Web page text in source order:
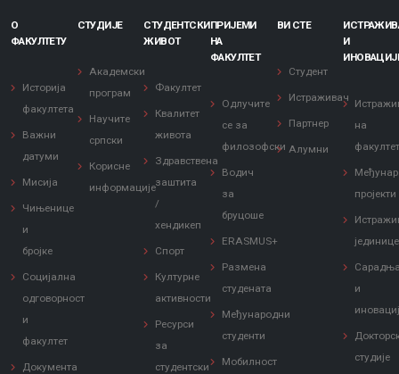
О
ФАКУЛТЕТУ
Историја
факултета
Важни
датуми
Мисија
Чињенице
и
бројке
Социјална
одговорност
и
факултет
Документа
СТУДИЈЕ
Академски
програм
Научите
српски
Корисне
информације
СТУДЕНТСКИ
ЖИВОТ
Факултет
Квалитет
живота
Здравствена
заштита
/
хендикеп
Спорт
Културне
активности
Ресурси
за
студентски
ПРИЈЕМИ
НА
ФАКУЛТЕТ
Одлучите
се за
филозофски
Водич
за
бруцоше
ERASMUS+
Размена
студената
Међународни
студенти
Мобилност
ВИ СТЕ
Студент
Истраживач
Партнер
Алумни
И
на
пројекти
јединице
и
студије